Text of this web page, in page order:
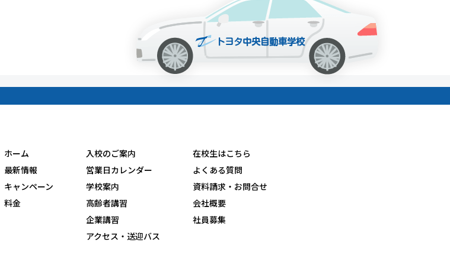
ホーム
最新情報
キャンペーン
料金
入校のご案内
営業日カレンダー
学校案内
高齢者講習
企業講習
アクセス・送迎バス
在校生はこちら
よくある質問
資料請求・お問合せ
会社概要
社員募集